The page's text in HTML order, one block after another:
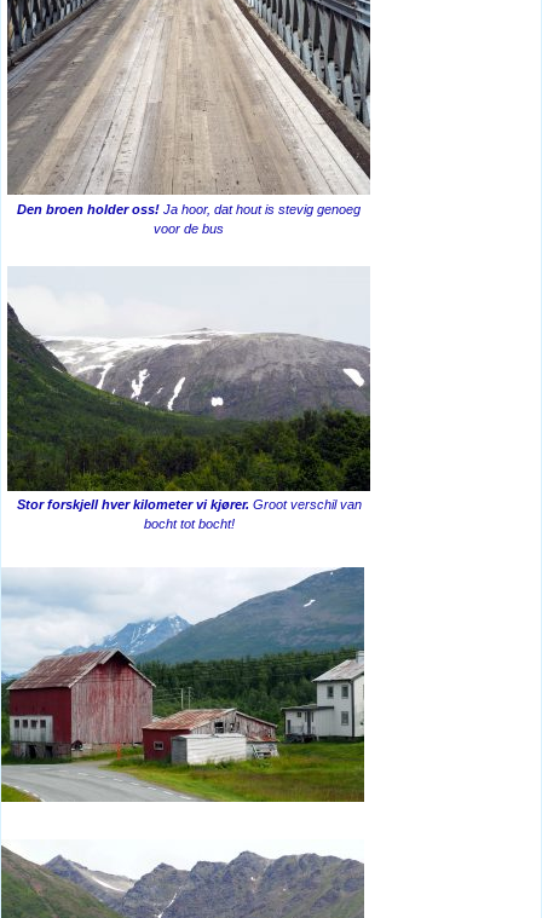
Den broen holder oss! Ja hoor, dat hout is stevig genoeg
voor de bus
Stor forskjell hver kilometer vi kjører. Groot verschil van
bocht tot bocht!